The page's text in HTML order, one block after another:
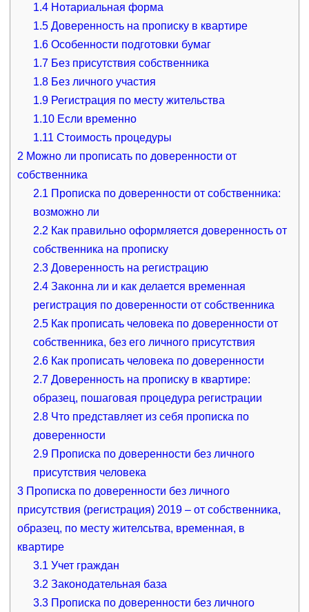
1.4 Нотариальная форма
1.5 Доверенность на прописку в квартире
1.6 Особенности подготовки бумаг
1.7 Без присутствия собственника
1.8 Без личного участия
1.9 Регистрация по месту жительства
1.10 Если временно
1.11 Стоимость процедуры
2 Можно ли прописать по доверенности от
собственника
2.1 Прописка по доверенности от собственника:
возможно ли
2.2 Как правильно оформляется доверенность от
собственника на прописку
2.3 Доверенность на регистрацию
2.4 Законна ли и как делается временная
регистрация по доверенности от собственника
2.5 Как прописать человека по доверенности от
собственника, без его личного присутствия
2.6 Как прописать человека по доверенности
2.7 Доверенность на прописку в квартире:
образец, пошаговая процедура регистрации
2.8 Что представляет из себя прописка по
доверенности
2.9 Прописка по доверенности без личного
присутствия человека
3Прописка по доверенности без личного
присутствия (регистрация) 2019 – от собственника,
образец, по месту жителсьтва, временная, в
квартире
3.1 Учет граждан
3.2 Законодательная база
3.3 Прописка по доверенности без личного